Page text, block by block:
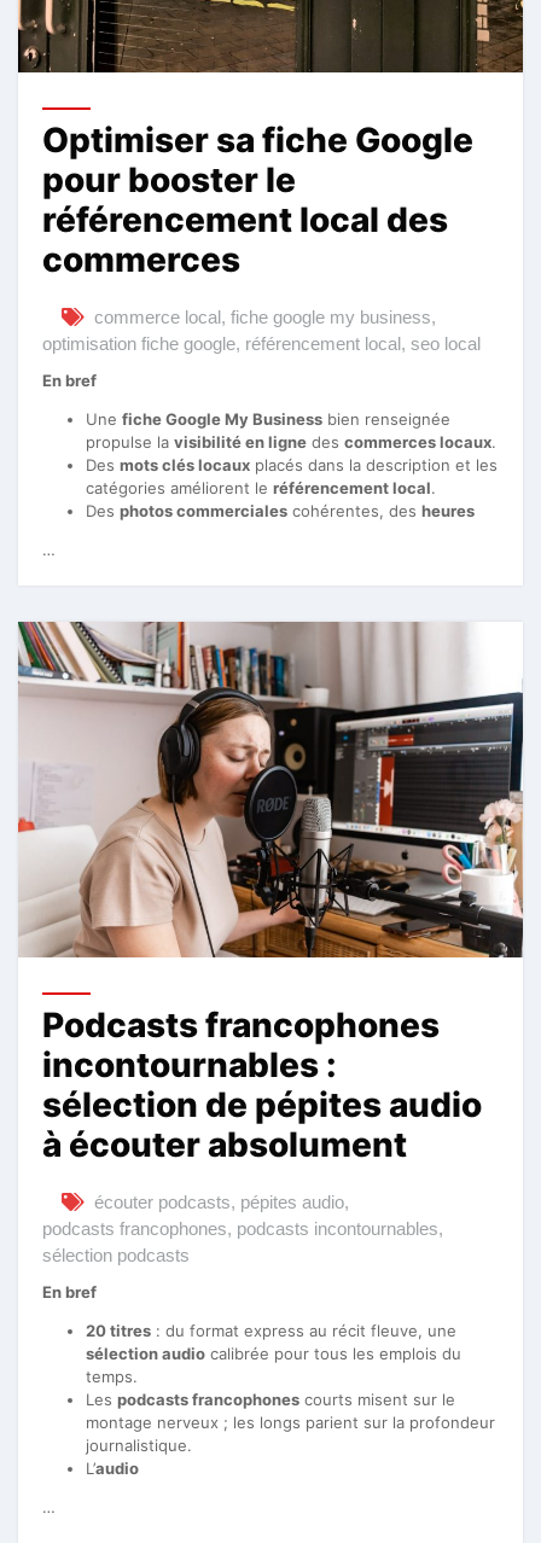
Optimiser sa fiche Google
pour booster le
référencement local des
commerces
commerce local, fiche google my business,
optimisation fiche google, référencement local, seo local
En bref
Une fiche Google My Business bien renseignée
propulse la visibilité en ligne des commerces locaux.
Des mots clés locaux placés dans la description et les
catégories améliorent le référencement local.
Des photos commerciales cohérentes, des heures
…
Podcasts francophones
incontournables :
sélection de pépites audio
à écouter absolument
écouter podcasts, pépites audio,
podcasts francophones, podcasts incontournables,
sélection podcasts
En bref
20 titres : du format express au récit fleuve, une
sélection audio calibrée pour tous les emplois du
temps.
Les podcasts francophones courts misent sur le
montage nerveux ; les longs parient sur la profondeur
journalistique.
L’audio
…